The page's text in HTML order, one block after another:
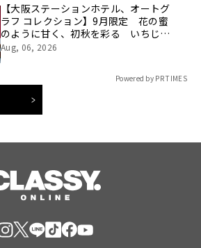
【大阪ステーションホテル、オートグ
ラフ コレクション】9月限定 花の蜜
のように甘く、初秋を彩る いちじく
アフタヌーンティー 深紅に色づく果
Aug, 06, 2026
Powered by PR TIMES